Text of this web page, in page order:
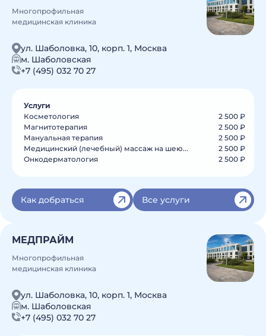
Многопрофильная
медицинская клиника
ул. Шаболовка, 10, корп. 1, Москва
м. Шаболовская
+7 (495) 032 70 27
Услуги
Косметология
2 500 ₽
Магнитотерапия
2 500 ₽
Мануальная терапия
2 500 ₽
Медицинский (лечебный) массаж на шею...
2 500 ₽
Онкодерматология
2 500 ₽
Как добраться Все услуги
МЕДПРАЙМ
Многопрофильная
медицинская клиника
ул. Шаболовка, 10, корп. 1, Москва
м. Шаболовская
+7 (495) 032 70 27